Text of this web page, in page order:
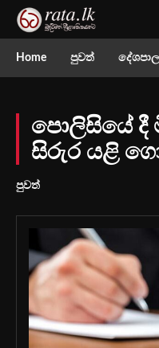
Home පුවත්
පොලිසියේ දී
සිරුර යළි
පුවත්